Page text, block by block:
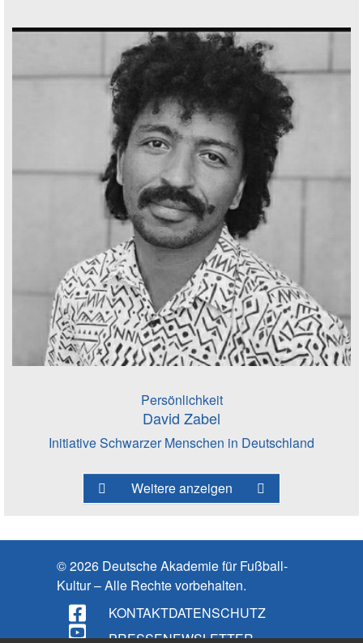
Persönlichkeit
David Zabel
Initiative Schwarzer Menschen in Deutschland
Weitere anzeigen
© 2026 Deutsche Akademie für Fußball-
Kultur – Alle Rechte vorbehalten.
KONTAKTDATENSCHUTZ
PRESSENEWSLETTER